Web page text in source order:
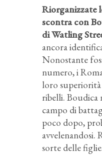
Riorganizzate
scontra con
di Watling
ancora
Nonostante
numero, i
loro
ribelli. Boudica
campo di
poco dopo,
avvelenandosi.
sorte delle